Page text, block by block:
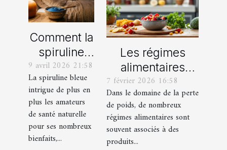
Comment la
spiruline
bleue
favorise un
sommeil
réparateur ?
9 avril 2026 21:58
La spiruline bleue
intrigue de plus en
plus les amateurs
de santé naturelle
pour ses nombreux
bienfaits,...
Les régimes
alimentaires
complémentaires
aux produits de
perte de poids
7 février 2026 16:58
Dans le domaine de la perte
de poids, de nombreux
régimes alimentaires sont
souvent associés à des
produits...